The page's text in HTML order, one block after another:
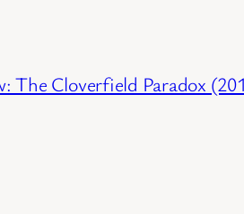
The Cloverfield Paradox